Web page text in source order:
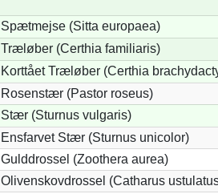
Spætmejse (Sitta europaea)
Træløber (Certhia familiaris)
Korttået Træløber (Certhia
Rosenstær (Pastor roseus)
Stær (Sturnus vulgaris)
Ensfarvet Stær (Sturnus unicolor)
Gulddrossel (Zoothera aurea)
Olivenskovdrossel (Catharus